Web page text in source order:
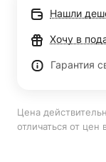
Нашли
Хочу в
Гарантия
Цена
отличаться от цен